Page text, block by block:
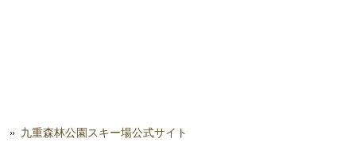
九重森林公園スキー場公式サイト